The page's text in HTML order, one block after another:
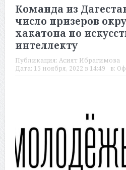
Команда из
число призеров
хакатона по
интеллекту
Публикация: Асият Ибрагимова
Дата: 15 ноября, 2022 в 14:49 в: